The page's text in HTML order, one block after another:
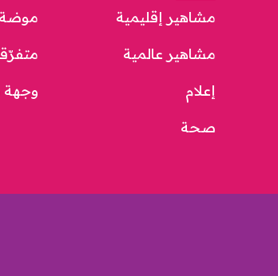
مشاهير إقليمية
مشاهير عالمية
إعلام
صحة
موضة
وجهة